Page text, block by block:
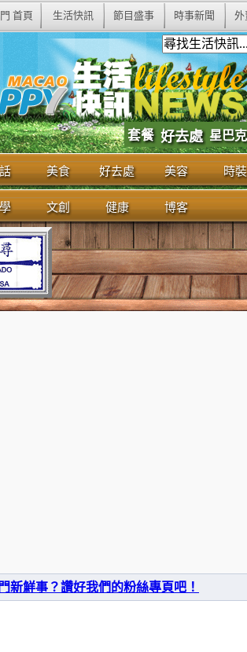
首頁 生活快訊 節目盛事 時事新聞 外
套餐 好去處 星巴克
美食 好去處 美容 時裝
文創 健康 博客
新鮮事？讚好我們的粉絲專頁吧！